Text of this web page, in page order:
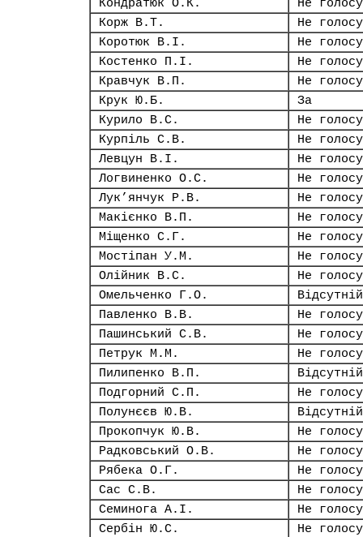
Кондратюк О.К.
Не
Корж В.Т.
Не
Коротюк В.І.
Не
Костенко П.І.
Не
Кравчук В.П.
Не
Крук Ю.Б.
За
Курило В.С.
Не
Курпіль С.В.
Не
Левцун В.І.
Не
Логвиненко О.С.
Не
Лук’янчук Р.В.
Не
Макієнко В.П.
Не
Міщенко С.Г.
Не
Мостіпан У.М.
Не
Олійник В.С.
Не
Омельченко Г.О.
Відсутній
Павленко В.В.
Не
Пашинський С.В.
Не
Петрук М.М.
Не
Пилипенко В.П.
Відсутній
Подгорний С.П.
Не
Полунєєв Ю.В.
Відсутній
Прокопчук Ю.В.
Не
Радковський О.В.
Не
Рябека О.Г.
Не
Сас С.В.
Не
Семинога А.І.
Не
Сербін Ю.С.
Не